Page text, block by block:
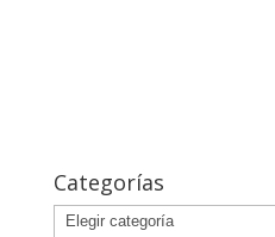
Categorías
Categorías